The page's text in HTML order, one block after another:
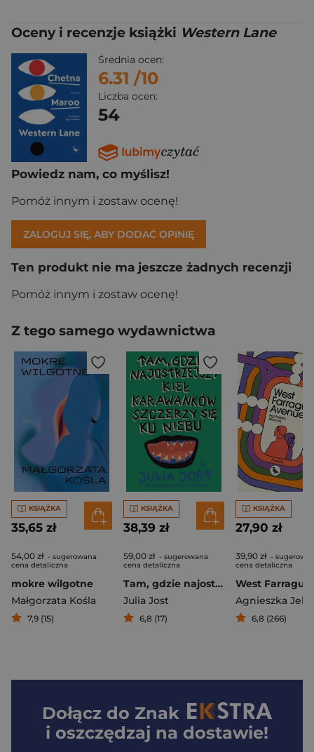
Oceny i recenzje książki Western Lane
Średnia ocen:
6.31 /10
Liczba ocen:
54
Powiedz nam, co myślisz!
Pomóż innym i zostaw ocenę!
ZALOGUJ SIĘ, ABY DODAĆ OPINIĘ
Ten produkt nie ma jeszcze żadnych recenzji
Pomóż innym i zostaw ocenę!
Z tego samego wydawnictwa
KSIĄŻKA
35,65 zł
54,00 zł - sugerowana
cena detaliczna
mokre wilgotne
Małgorzata Kośla
7,9 (15)
KSIĄŻKA
38,39 zł
59,00 zł - sugerowana
cena detaliczna
Tam, gdzie najostrzejszy kieł Karawanków szczerzy się ku niebu
Julia Jost
6,8 (17)
KSIĄŻKA
27,90 zł
39,90 zł -
cena detaliczna
Agnieszka
6,8 (266)
Dołącz do Znak
i oszczędzaj na dostawie!